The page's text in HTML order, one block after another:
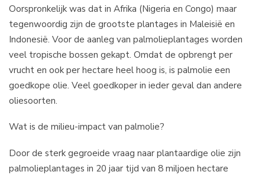
Oorspronkelijk was dat in Afrika (Nigeria en Congo) maar
tegenwoordig zijn de grootste plantages in Maleisië en
Indonesië. Voor de aanleg van palmolieplantages worden
veel tropische bossen gekapt. Omdat de opbrengt per
vrucht en ook per hectare heel hoog is, is palmolie een
goedkope olie. Veel goedkoper in ieder geval dan andere
oliesoorten.
Wat is de milieu-impact van palmolie?
Door de sterk gegroeide vraag naar plantaardige olie zijn
palmolieplantages in 20 jaar tijd van 8 miljoen hectare